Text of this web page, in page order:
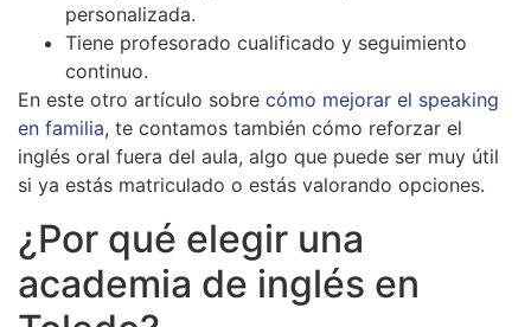
personalizada.
Tiene profesorado cualificado y seguimiento
continuo.
En este otro artículo sobre cómo mejorar el speaking
en familia, te contamos también cómo reforzar el
inglés oral fuera del aula, algo que puede ser muy útil
si ya estás matriculado o estás valorando opciones.
¿Por qué elegir una
academia de inglés en